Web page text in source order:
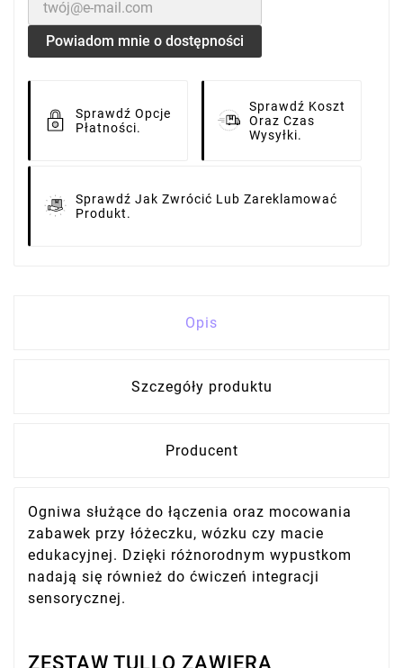
Powiadom mnie o dostępności
Sprawdź Opcje
Płatności.
Sprawdź Koszt
Oraz Czas
Wysyłki.
Sprawdź Jak Zwrócić Lub Zareklamować
Produkt.
Opis
Szczegóły produktu
Producent
Ogniwa służące do łączenia oraz mocowania
zabawek przy łóżeczku, wózku czy macie
edukacyjnej. Dzięki różnorodnym wypustkom
nadają się również do ćwiczeń integracji
sensorycznej.
ZESTAW TULLO ZAWIERA